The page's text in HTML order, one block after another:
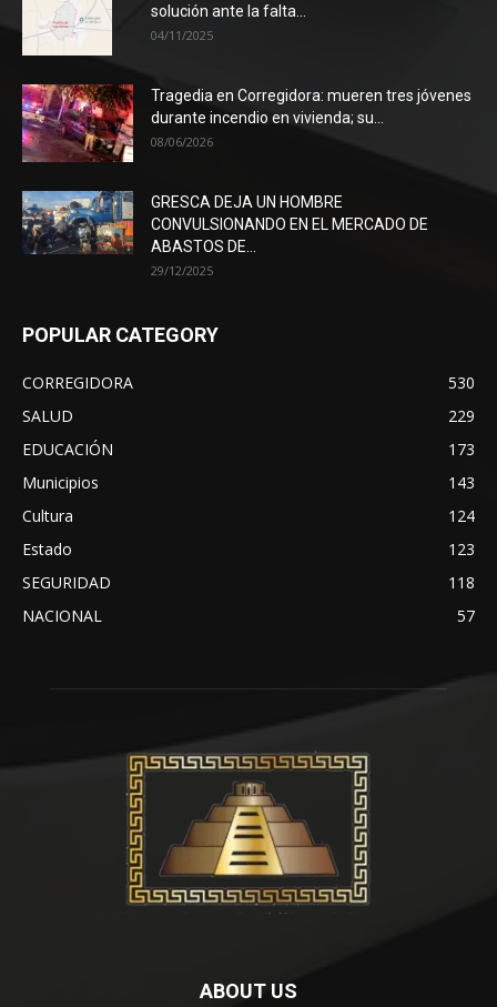
solución ante la falta...
04/11/2025
Tragedia en Corregidora: mueren tres jóvenes
durante incendio en vivienda; su...
08/06/2026
GRESCA DEJA UN HOMBRE
CONVULSIONANDO EN EL MERCADO DE
ABASTOS DE...
29/12/2025
POPULAR CATEGORY
CORREGIDORA
530
SALUD
229
EDUCACIÓN
173
Municipios
143
Cultura
124
Estado
123
SEGURIDAD
118
NACIONAL
57
ABOUT US